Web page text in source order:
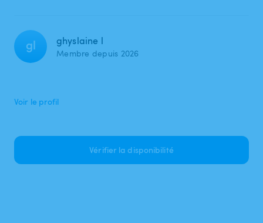
gl ghyslaine l
Membre depuis 2026
Voir le profil
Vérifier la disponibilité